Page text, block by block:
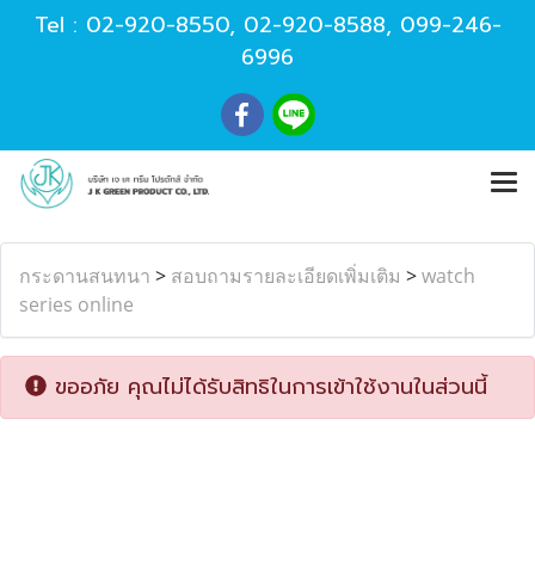
Tel : 02-920-8550, 02-920-8588, 099-246-
6996
กระดานสนทนา > สอบถามรายละเอียดเพิ่มเติม >watch
series online
ขออภัย คุณไม่ได้รับสิทธิในการเข้าใช้งานในส่วนนี้